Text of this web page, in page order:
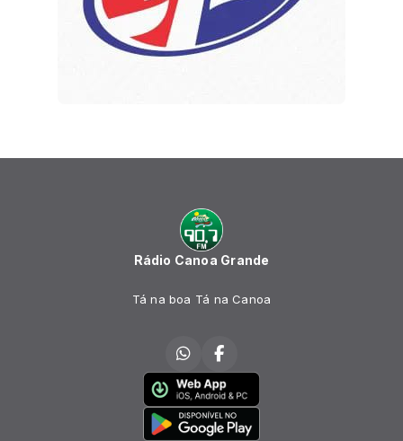
Rádio Canoa Grande
Tá na boa Tá na Canoa